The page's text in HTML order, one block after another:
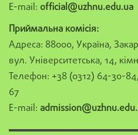
E-mail: official@uzhnu.edu.ua
Приймальна комісія:
Адреса: 88000, Україна,
вул. Університетська, 14,
Телефон: +38 (0312) 64-30-
67
E-mail: